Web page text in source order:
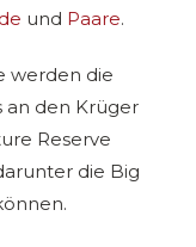
und Paare.
werden die
an den Krüger
Reserve
die Big